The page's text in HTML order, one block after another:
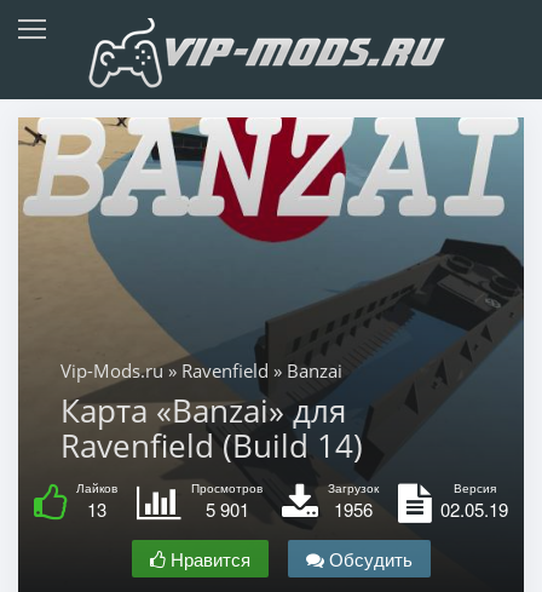
Vip-Mods.ru» Ravenfield » Banzai
Карта «Banzai» для
Ravenfield (Build 14)
Лайков
13
Просмотров
5 901
Загрузок
1956
Версия
02.05.19
Нравится
Обсудить